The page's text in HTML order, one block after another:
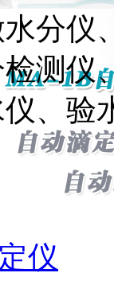
分仪
测仪
、验
仪